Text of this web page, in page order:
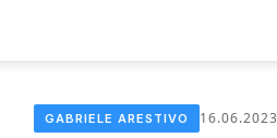
GABRIELE ARESTIVO 16.06.2023